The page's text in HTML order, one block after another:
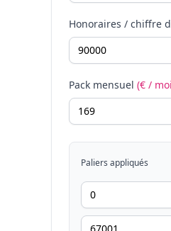
Honoraires / chiffre
Pack mensuel (€ /
Paliers appliqués